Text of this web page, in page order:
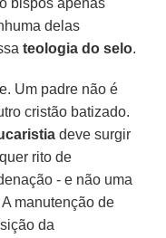
delas
teologia do selo.
Um padre não é
cristão batizado.
deve surgir
rito de
- e não uma
manutenção de
da